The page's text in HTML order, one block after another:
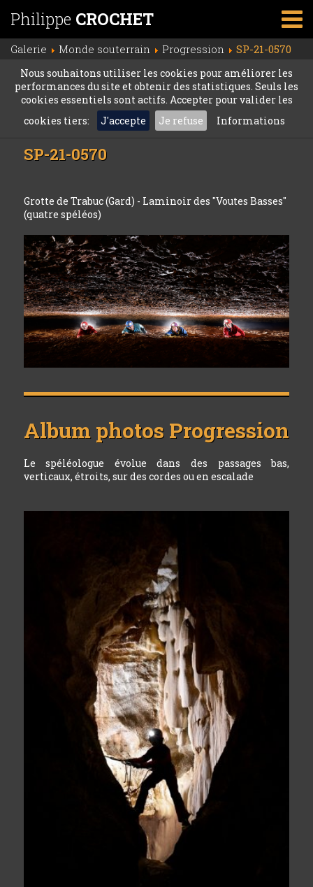
Philippe CROCHET
Galerie Monde souterrain Progression SP-21-0570
Nous souhaitons utiliser les cookies pour améliorer les
performances du site et obtenir des statistiques. Seuls les
cookies essentiels sont actifs. Accepter pour valider les
cookies tiers:
J'accepte Je refuse Informations
SP-21-0570
Grotte de Trabuc (Gard) - Laminoir des "Voutes Basses"
(quatre spéléos)
Album photos Progression
Le spéléologue évolue dans des passages bas,
verticaux, étroits, sur des cordes ou en escalade